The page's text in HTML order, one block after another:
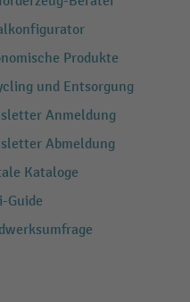
Produkte
und Entsorgung
Anmeldung
Abmeldung
Kataloge
Guide